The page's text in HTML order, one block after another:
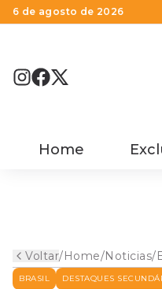
6 de agosto de 2026
Home
Voltar/Home/Noticias/
BRASIL DESTAQUES